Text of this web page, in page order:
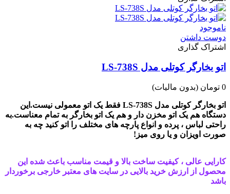
ناموجود
دوست داشتن
اشتراک گذاری
اتو بخارگر کوتلی مدل LS-738S
0 تومان (بدون مالیات)
اتو بخارگر کوتلی مدل LS-738S فقط یک اتو معمولی نیست.این
دستگاه هم یک اتو مخزن دار و هم یک اتو بخارگر به تمام معناست.به
راحتی لباس ، پرده و انواع پارچه های مختلف را اتو کنید چه به
صورت اویزان و یا روی میز!
کارایی عالی ، کیفیت ساخت بالا و قیمت مناسب باعث شده این
محصول از ارزش خرید بالایی در سایت های معتبر خارجی برخوردار
باشد